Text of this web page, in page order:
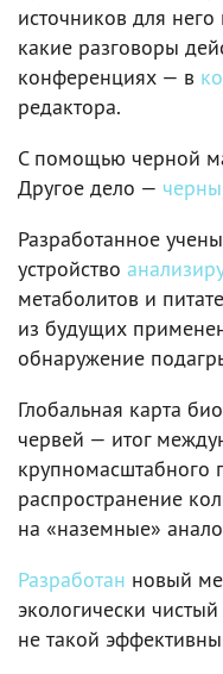
источников для
какие разговоры
конференциях — в
редактора.
С помощью черной
Другое дело —
Разработанное
устройство
метаболитов и
из будущих
обнаружение
Глобальная карта
червей — итог
крупномасштабного
распространение
на «наземные»
Разработан новый
экологически
не такой